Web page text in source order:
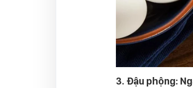
3. Đậu phộng: